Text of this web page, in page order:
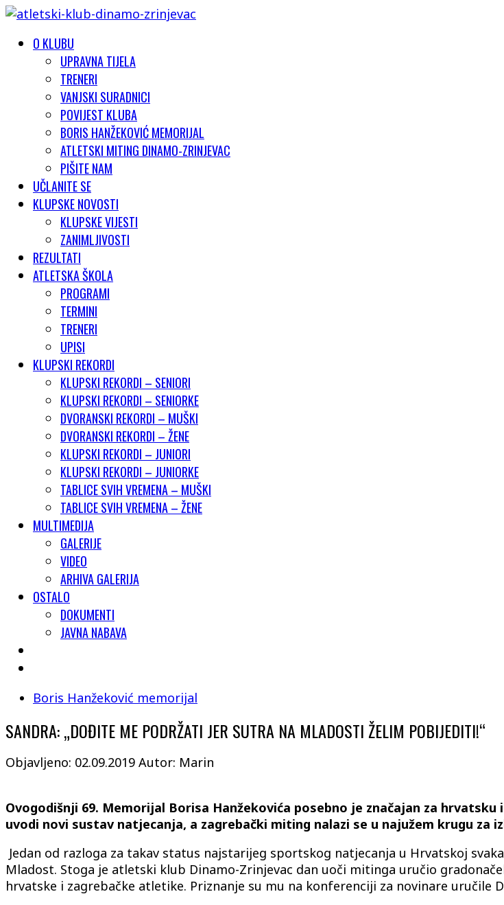
O KLUBU
UPRAVNA TIJELA
TRENERI
VANJSKI SURADNICI
POVIJEST KLUBA
BORIS HANŽEKOVIĆ MEMORIJAL
ATLETSKI MITING DINAMO-ZRINJEVAC
PIŠITE NAM
UČLANITE SE
KLUPSKE NOVOSTI
KLUPSKE VIJESTI
ZANIMLJIVOSTI
REZULTATI
ATLETSKA ŠKOLA
PROGRAMI
TERMINI
TRENERI
UPISI
KLUPSKI REKORDI
KLUPSKI REKORDI – SENIORI
KLUPSKI REKORDI – SENIORKE
DVORANSKI REKORDI – MUŠKI
DVORANSKI REKORDI – ŽENE
KLUPSKI REKORDI – JUNIORI
KLUPSKI REKORDI – JUNIORKE
TABLICE SVIH VREMENA – MUŠKI
TABLICE SVIH VREMENA – ŽENE
MULTIMEDIJA
GALERIJE
VIDEO
ARHIVA GALERIJA
OSTALO
DOKUMENTI
JAVNA NABAVA
Boris Hanžeković memorijal
SANDRA: „DOĐITE ME PODRŽATI JER SUTRA NA MLADOSTI ŽELIM POBIJEDITI!“
Objavljeno: 02.09.2019 Autor: Marin
Ovogodišnji 69. Memorijal Borisa Hanžekovića posebno je značajan za
uvodi novi sustav natjecanja, a zagrebački miting nalazi se u najužem krugu za
Jedan od razloga za takav status najstarijeg sportskog natjecanja u Hrvatskoj
Mladost. Stoga je atletski klub Dinamo-Zrinjevac dan uoči mitinga uručio
hrvatske i zagrebačke atletike. Priznanje su mu na konferenciji za novinare uručile